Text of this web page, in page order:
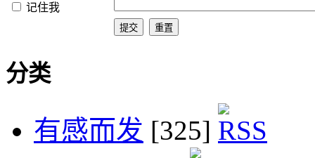
记住我
分类
有感而发 [325]